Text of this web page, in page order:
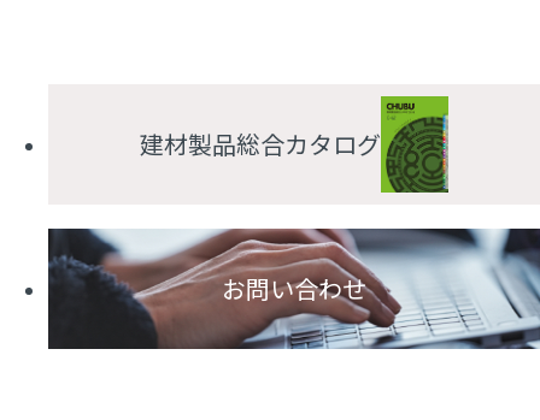
建材製品総合カタログ
お問い合わせ